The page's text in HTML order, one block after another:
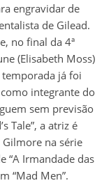
engravidar de
de Gilead.
no final da 4ª
(Elisabeth Moss)
temporada já foi
integrante do
sem previsão
Tale”, a atriz é
na série
“A Irmandade das
“Mad Men”.